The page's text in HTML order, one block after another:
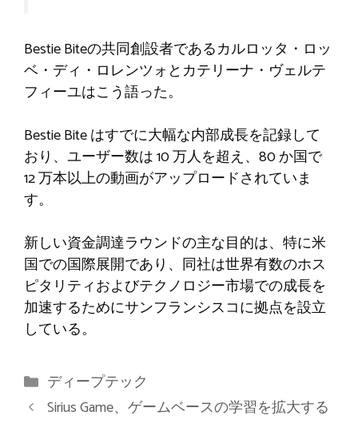
Bestie Biteの共同創設者であるカルロッタ・ロッ
ベ・ディ・ロレンツォとカテリーナ・ヴェルテ
フィーユはこう語った。
Bestie Bite はすでに大幅な内部成長を記録して
おり、ユーザー数は 10 万人を超え、80 か国で
12 万本以上の動画がアップロードされていま
す。
新しい資金調達ラウンドの主な目的は、特に米
国での国際展開であり、同社は世界有数のホス
ピタリティおよびテクノロジー市場での成長を
加速するためにサンフランシスコに拠点を設立
している。
カ
テ
ディープテック
Sirius Game、ゲームベースの学習を拡大する